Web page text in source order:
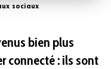
sociaux
bien plus
connecté : ils sont